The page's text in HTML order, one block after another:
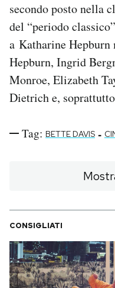
secondo posto nella
del “periodo
a Katharine Hepburn
Hepburn, Ingrid
Monroe, Elizabeth
Dietrich e,
Tag: BETTE DAVIS -
CONSIGLIATI